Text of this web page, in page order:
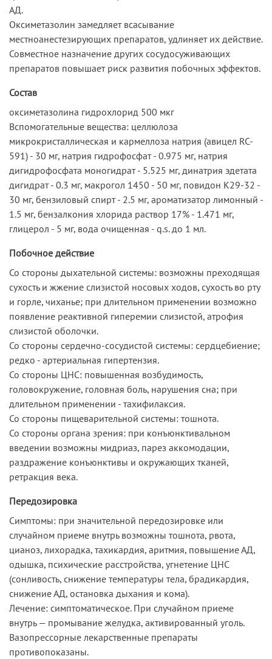
АД.
Оксиметазолин замедляет всасывание
местноанестезирующих препаратов, удлиняет их действие.
Совместное назначение других сосудосуживающих
препаратов повышает риск развития побочных эффектов.
Состав
оксиметазолина гидрохлорид 500 мкг
Вспомогательные вещества: целлюлоза
микрокристаллическая и кармеллоза натрия (авицел RC-
591) - 30 мг, натрия гидрофосфат - 0.975 мг, натрия
дигидрофосфата моногидрат - 5.525 мг, динатрия эдетата
дигидрат - 0.3 мг, макрогол 1450 - 50 мг, повидон К29-32 -
30 мг, бензиловый спирт - 2.5 мг, ароматизатор лимонный -
1.5 мг, бензалкония хлорида раствор 17% - 1.471 мг,
глицерол - 5 мг, вода очищенная - q.s. до 1 мл.
Побочное действие
Со стороны дыхательной системы: возможны преходящая
сухость и жжение слизистой носовых ходов, сухость во рту
и горле, чиханье; при длительном применении возможно
появление реактивной гиперемии слизистой, атрофия
слизистой оболочки.
Со стороны сердечно-сосудистой системы: сердцебиение;
редко - артериальная гипертензия.
Со стороны ЦНС: повышенная возбудимость,
головокружение, головная боль, нарушения сна; при
длительном применении - тахифилаксия.
Со стороны пищеварительной системы: тошнота.
Со стороны органа зрения: при конъюнктивальном
введении возможны мидриаз, парез аккомодации,
раздражение конъюнктивы и окружающих тканей,
ретракция века.
Передозировка
Симптомы: при значительной передозировке или
случайном приеме внутрь возможны тошнота, рвота,
цианоз, лихорадка, тахикардия, аритмия, повышение АД,
одышка, психические расстройства, угнетение ЦНС
(сонливость, снижение температуры тела, брадикардия,
снижение АД, остановка дыхания и кома).
Лечение: симптоматическое. При случайном приеме
внутрь — промывание желудка, активированный уголь.
Вазопрессорные лекарственные препараты
противопоказаны.